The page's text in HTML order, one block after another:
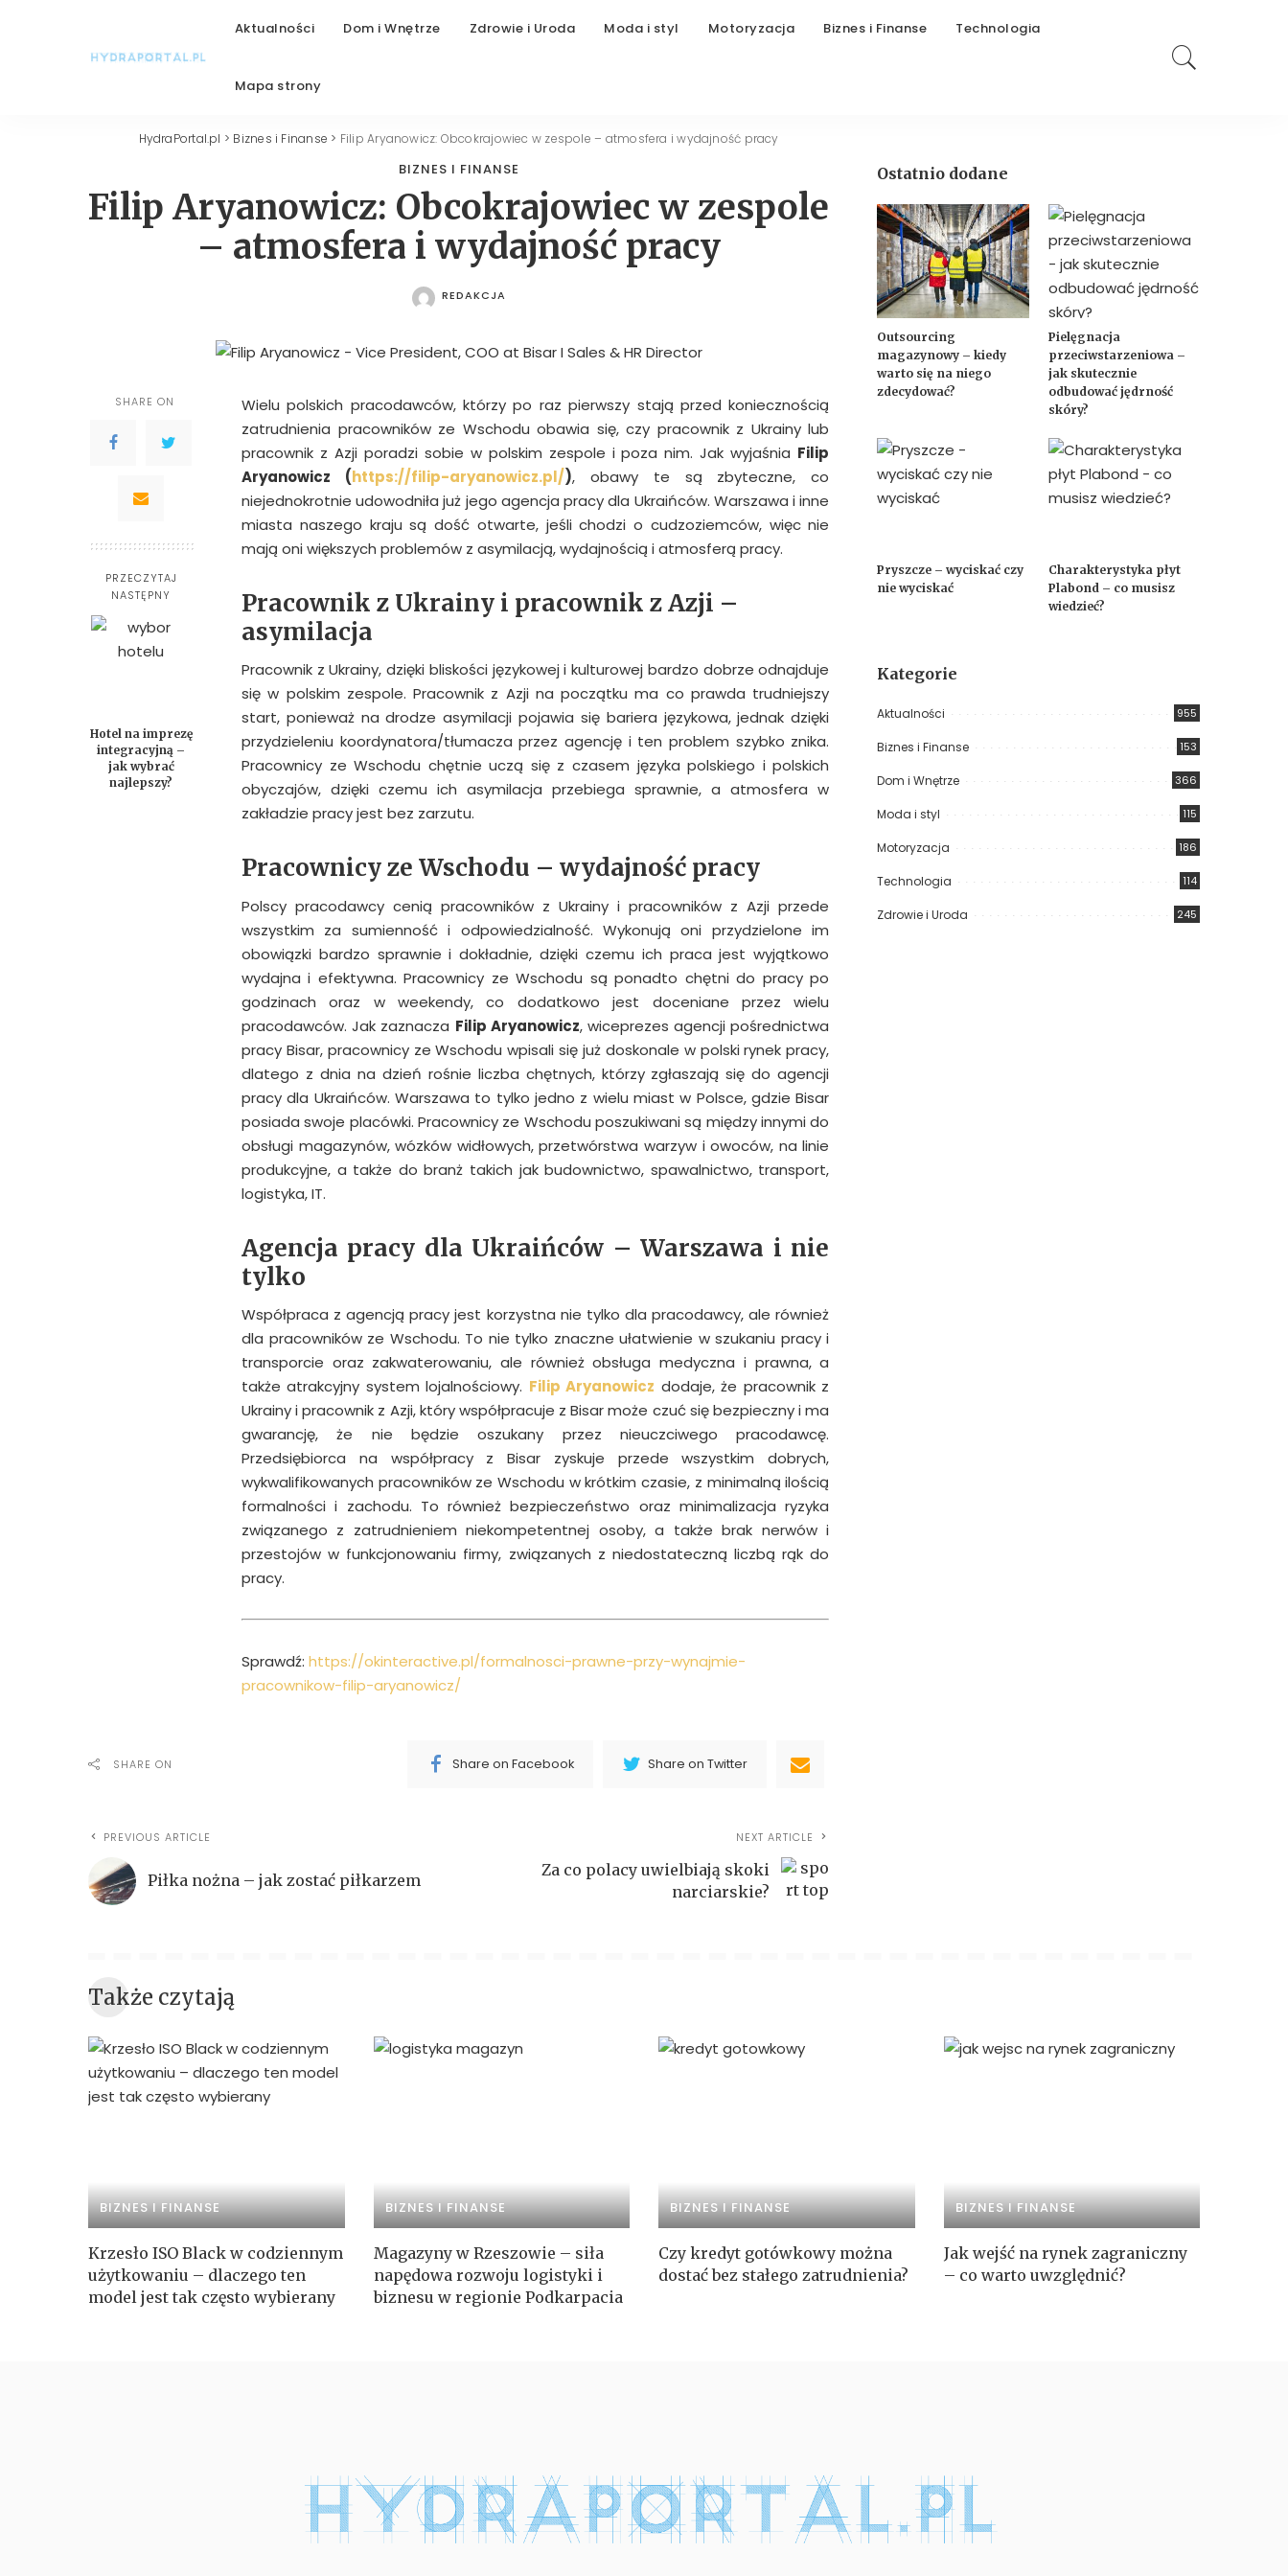
Aktualności Dom i Wnętrze Zdrowie i Uroda Moda i styl Motoryzacja Biznes i Finanse Technologia
Mapa strony
HydraPortal.pl > Biznes i Finanse > Filip Aryanowicz: Obcokrajowiec w zespole – atmosfera i wydajność pracy
BIZNES I FINANSE
Filip Aryanowicz: Obcokrajowiec w zespole
– atmosfera i wydajność pracy
POSTED
REDAKCJA
SHARE ON
PRZECZYTAJ
NASTĘPNY
Hotel na imprezę
integracyjną –
jak wybrać
najlepszy?
Wielu polskich pracodawców, którzy po raz pierwszy stają przed koniecznością
zatrudnienia pracowników ze Wschodu obawia się, czy pracownik z Ukrainy lub
pracownik z Azji poradzi sobie w polskim zespole i poza nim. Jak wyjaśnia Filip
Aryanowicz (https://filip-aryanowicz.pl/), obawy te są zbyteczne, co
niejednokrotnie udowodniła już jego agencja pracy dla Ukraińców. Warszawa i inne
miasta naszego kraju są dość otwarte, jeśli chodzi o cudzoziemców, więc nie
mają oni większych problemów z asymilacją, wydajnością i atmosferą pracy.
Pracownik z Ukrainy i pracownik z Azji –
asymilacja
Pracownik z Ukrainy, dzięki bliskości językowej i kulturowej bardzo dobrze odnajduje
się w polskim zespole. Pracownik z Azji na początku ma co prawda trudniejszy
start, ponieważ na drodze asymilacji pojawia się bariera językowa, jednak dzięki
przydzieleniu koordynatora/tłumacza przez agencję i ten problem szybko znika.
Pracownicy ze Wschodu chętnie uczą się z czasem języka polskiego i polskich
obyczajów, dzięki czemu ich asymilacja przebiega sprawnie, a atmosfera w
zakładzie pracy jest bez zarzutu.
Pracownicy ze Wschodu – wydajność pracy
Polscy pracodawcy cenią pracowników z Ukrainy i pracowników z Azji przede
wszystkim za sumienność i odpowiedzialność. Wykonują oni przydzielone im
obowiązki bardzo sprawnie i dokładnie, dzięki czemu ich praca jest wyjątkowo
wydajna i efektywna. Pracownicy ze Wschodu są ponadto chętni do pracy po
godzinach oraz w weekendy, co dodatkowo jest doceniane przez wielu
pracodawców. Jak zaznacza Filip Aryanowicz, wiceprezes agencji pośrednictwa
pracy Bisar, pracownicy ze Wschodu wpisali się już doskonale w polski rynek pracy,
dlatego z dnia na dzień rośnie liczba chętnych, którzy zgłaszają się do agencji
pracy dla Ukraińców. Warszawa to tylko jedno z wielu miast w Polsce, gdzie Bisar
posiada swoje placówki. Pracownicy ze Wschodu poszukiwani są między innymi do
obsługi magazynów, wózków widłowych, przetwórstwa warzyw i owoców, na linie
produkcyjne, a także do branż takich jak budownictwo, spawalnictwo, transport,
logistyka, IT.
Agencja pracy dla Ukraińców – Warszawa i nie
tylko
Współpraca z agencją pracy jest korzystna nie tylko dla pracodawcy, ale również
dla pracowników ze Wschodu. To nie tylko znaczne ułatwienie w szukaniu pracy i
transporcie oraz zakwaterowaniu, ale również obsługa medyczna i prawna, a
także atrakcyjny system lojalnościowy. Filip Aryanowicz dodaje, że pracownik z
Ukrainy i pracownik z Azji, który współpracuje z Bisar może czuć się bezpieczny i ma
gwarancję, że nie będzie oszukany przez nieuczciwego pracodawcę.
Przedsiębiorca na współpracy z Bisar zyskuje przede wszystkim dobrych,
wykwalifikowanych pracowników ze Wschodu w krótkim czasie, z minimalną ilością
formalności i zachodu. To również bezpieczeństwo oraz minimalizacja ryzyka
związanego z zatrudnieniem niekompetentnej osoby, a także brak nerwów i
przestojów w funkcjonowaniu firmy, związanych z niedostateczną liczbą rąk do
pracy.
Sprawdź: https://okinteractive.pl/formalnosci-prawne-przy-wynajmie-
pracownikow-filip-aryanowicz/
SHARE ON Share on Facebook Share on Twitter
PREVIOUS ARTICLE
Piłka nożna – jak zostać piłkarzem
NEXT ARTICLE
Za co polacy uwielbiają skoki
narciarskie?
Ostatnio dodane
Outsourcing
magazynowy – kiedy
warto się na niego
zdecydować?
Pielęgnacja
przeciwstarzeniowa –
jak skutecznie
odbudować jędrność
skóry?
Pryszcze – wyciskać czy
nie wyciskać
Charakterystyka płyt
Plabond – co musisz
wiedzieć?
Kategorie
Aktualności 955
Biznes i Finanse 153
Dom i Wnętrze 366
Moda i styl 115
Motoryzacja 186
Technologia 114
Zdrowie i Uroda 245
Także czytają
BIZNES I FINANSE
Krzesło ISO Black w codziennym
użytkowaniu – dlaczego ten
model jest tak często wybierany
BIZNES I FINANSE
Magazyny w Rzeszowie – siła
napędowa rozwoju logistyki i
biznesu w regionie Podkarpacia
BIZNES I FINANSE
Czy kredyt gotówkowy można
dostać bez stałego zatrudnienia?
BIZNES I FINANSE
Jak wejść na rynek zagraniczny
– co warto uwzględnić?